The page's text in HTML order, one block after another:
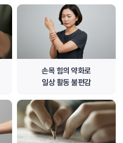
손목 힘의 약화로
일상 활동 불편감